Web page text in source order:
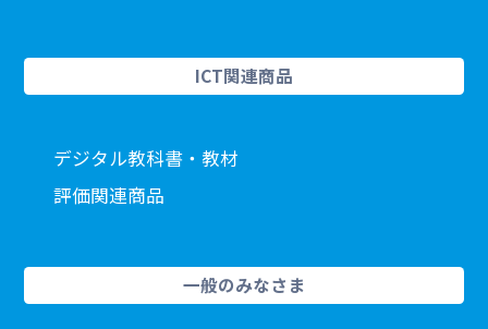
ICT関連商品
デジタル教科書・教材
評価関連商品
一般のみなさま